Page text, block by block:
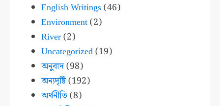
English Writings(46)
Environment(2)
River(2)
Uncategorized(19)
অনুবাদ(98)
অন্যদৃষ্টি(192)
অর্থনীতি(8)